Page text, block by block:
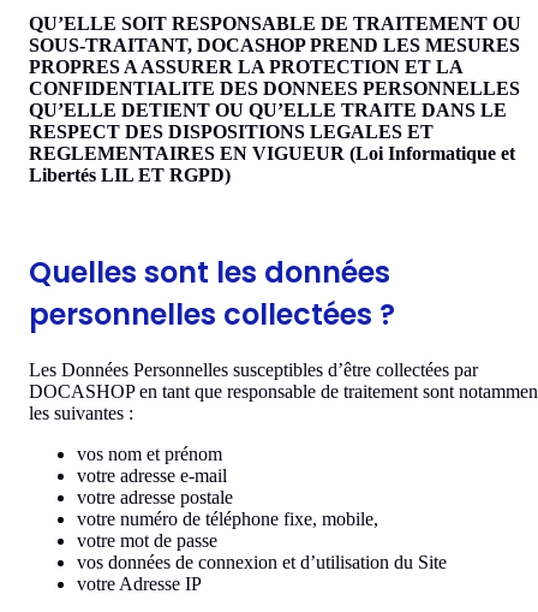
QU’ELLE SOIT RESPONSABLE DE TRAITEMENT OU
SOUS-TRAITANT, DOCASHOP PREND LES MESURES
PROPRES A ASSURER LA PROTECTION ET LA
CONFIDENTIALITE DES DONNEES PERSONNELLES
QU’ELLE DETIENT OU QU’ELLE TRAITE DANS LE
RESPECT DES DISPOSITIONS LEGALES ET
REGLEMENTAIRES EN VIGUEUR (Loi Informatique et
Libertés LIL ET RGPD)
Quelles sont les données
personnelles collectées ?
Les Données Personnelles susceptibles d’être collectées par
DOCASHOP en tant que responsable de traitement sont
les suivantes :
vos nom et prénom
votre adresse e-mail
votre adresse postale
votre numéro de téléphone fixe, mobile,
votre mot de passe
vos données de connexion et d’utilisation du Site
votre Adresse IP